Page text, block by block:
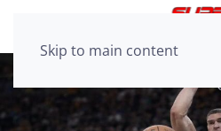
Skip to main content